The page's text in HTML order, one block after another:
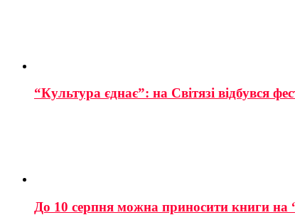
“Культура єднає”: на Світязі відбувся
До 10 серпня можна приносити книги на